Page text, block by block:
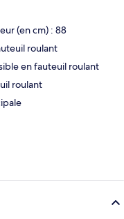
(en cm) : 88
roulant
en fauteuil roulant
roulant